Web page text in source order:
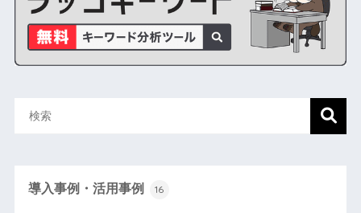
導入事例・活用事例 16